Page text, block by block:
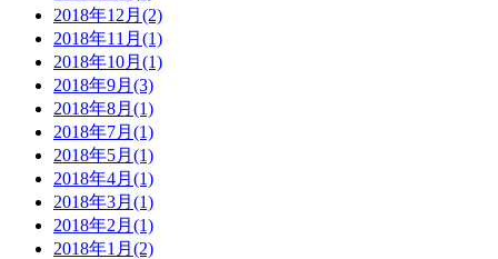
2018年12月(2)
2018年11月(1)
2018年10月(1)
2018年9月(3)
2018年8月(1)
2018年7月(1)
2018年5月(1)
2018年4月(1)
2018年3月(1)
2018年2月(1)
2018年1月(2)